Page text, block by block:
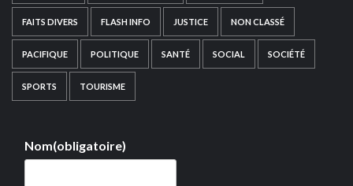
FAITS DIVERS FLASH INFO JUSTICE NON CLASSÉ
PACIFIQUE POLITIQUE SANTÉ SOCIAL SOCIÉTÉ
SPORTS TOURISME
Nom(obligatoire)